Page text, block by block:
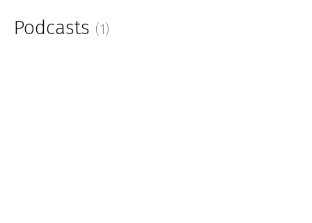
Podcasts (1)